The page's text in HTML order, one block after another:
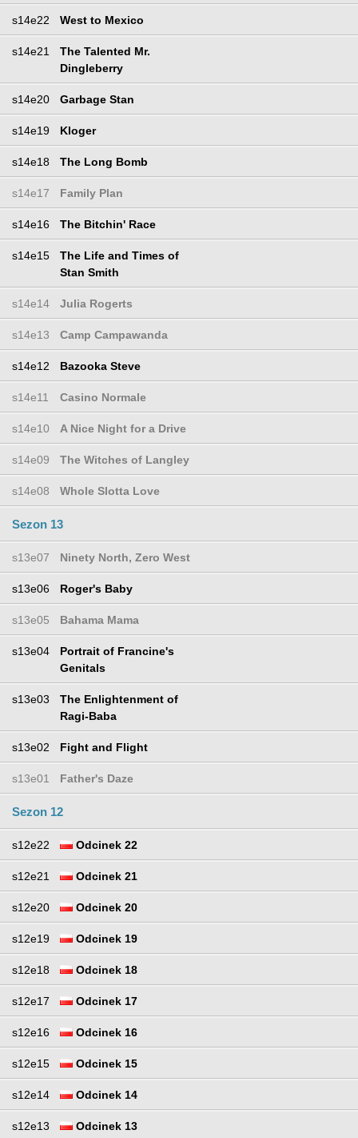
s14e22 West to Mexico
s14e21
The Talented Mr.
Dingleberry
s14e20 Garbage Stan
s14e19 Kloger
s14e18 The Long Bomb
s14e17 Family Plan
s14e16 The Bitchin' Race
s14e15
The Life and Times of
Stan Smith
s14e14 Julia Rogerts
s14e13 Camp Campawanda
s14e12 Bazooka Steve
s14e11 Casino Normale
s14e10 A Nice Night for a Drive
s14e09 The Witches of Langley
s14e08 Whole Slotta Love
Sezon 13
s13e07 Ninety North, Zero West
s13e06 Roger's Baby
s13e05 Bahama Mama
s13e04
Portrait of Francine's
Genitals
s13e03
The Enlightenment of
Ragi-Baba
s13e02 Fight and Flight
s13e01 Father's Daze
Sezon 12
s12e22 Odcinek 22
s12e21 Odcinek 21
s12e20 Odcinek 20
s12e19 Odcinek 19
s12e18 Odcinek 18
s12e17 Odcinek 17
s12e16 Odcinek 16
s12e15 Odcinek 15
s12e14 Odcinek 14
s12e13 Odcinek 13